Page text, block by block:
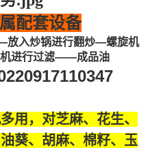
配套设备
放入炒锅进行翻炒—螺旋机
机进行过滤——成品油
用，对芝麻、花生、
葵、胡麻、棉籽、玉